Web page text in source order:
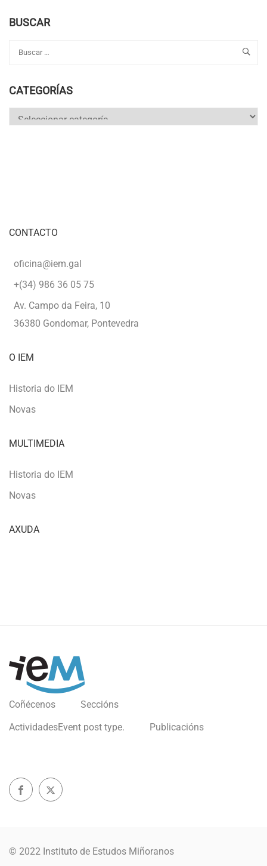
BUSCAR
CATEGORÍAS
Categorías
CONTACTO
oficina@iem.gal
+(34) 986 36 05 75
Av. Campo da Feira, 10
36380 Gondomar, Pontevedra
O IEM
Historia do IEM
Novas
MULTIMEDIA
Historia do IEM
Novas
AXUDA
Coñécenos
Seccións
ActividadesEvent post type. Publicacións
© 2022 Instituto de Estudos Miñoranos